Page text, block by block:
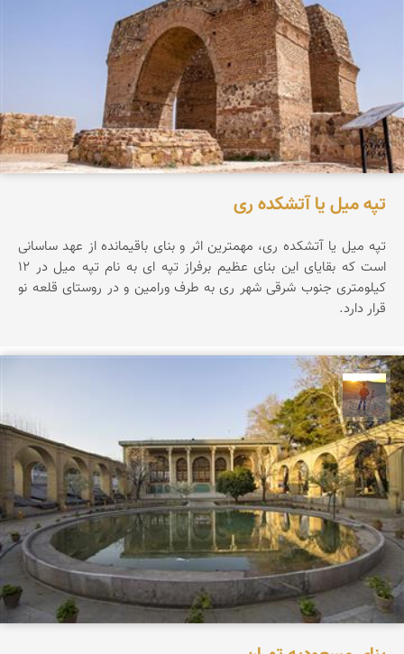
تپه میل یا آتشکده ری
تپه ميل يا آتشكده ری، مهمترين اثر و بنای باقيمانده از عهد ساسانی
است كه بقايای اين بنای عظيم برفراز تپه ای به نام تپه ميل در 12
كيلومتری جنوب شرقی شهر ری به طرف ورامين و در روستای قلعه نو
قرار دارد.
مهدی مخلصیان